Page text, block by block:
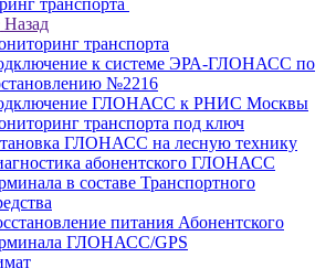
транспорта
Назад
транспорта
к системе ЭРА-ГЛОНАСС по
№2216
ГЛОНАСС к РНИС Москвы
транспорта под ключ
ГЛОНАСС на лесную технику
абонентского ГЛОНАСС
в составе Транспортного
питания Абонентского
ГЛОНАСС/GPS